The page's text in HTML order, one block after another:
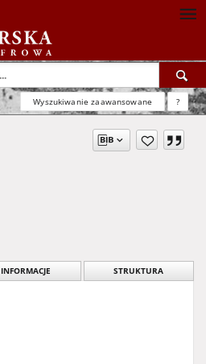
Wyszukiwanie zaawansowane ?
INFORMACJE STRUKTURA